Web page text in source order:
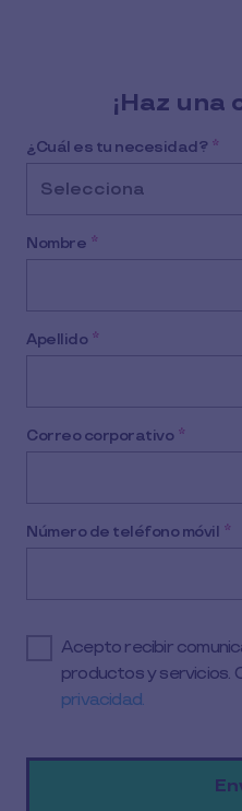
¡Haz una
¿Cuál es tu necesidad? *
Selecciona
Nombre *
Apellido *
Correo corporativo *
Número de teléfono móvil *
Acepto recibir
productos y servicios.
privacidad.